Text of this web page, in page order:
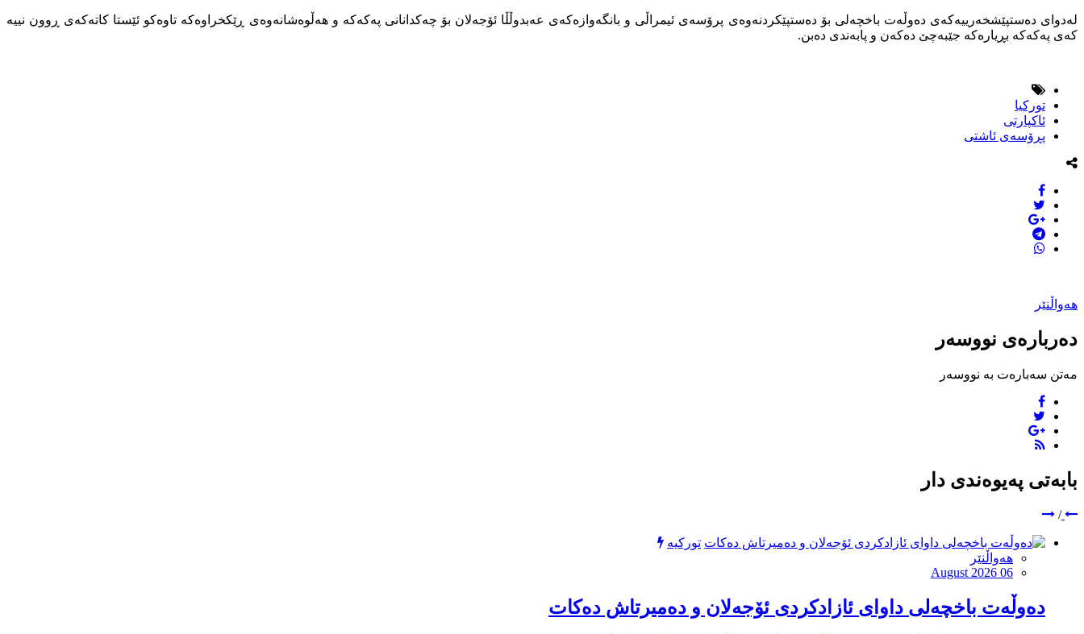
لەدوای دەستپێشخەرییەکەی دەوڵەت باخچەلی بۆ دەستپێکردنەوەی پرۆسەی ئیمراڵی و بانگەوازەکەی عەبدوڵڵا ئۆجەلان بۆ چەکدانانی پەکەکە و هەڵوەشانەوەی ڕێکخراوەکە تاوەکو ئێستا کاتەکەی ڕوون نییە
کەی پەکەکە بڕیارەکە جێبەچێ دەکەن و پابەندی دەبن.
توركیا
ئاكپارتی
پڕۆسەی ئاشتی
هەواڵنێر
دەربارەی نووسەر
مەتن سەبارەت بە نووسەر
بابەتی پەیوەندی دار
/
تورکیە
هەواڵنێر
August 2026 06
دەوڵەت باخچەلی داوای ئازادکردی ئۆجەلان و دەمیرتاش دەکات